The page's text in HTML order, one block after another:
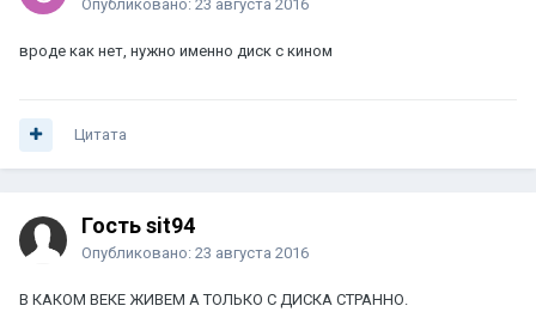
Опубликовано: 23 августа 2016
вроде как нет, нужно именно диск с кином
Цитата
Гость sit94
Опубликовано: 23 августа 2016
В КАКОМ ВЕКЕ ЖИВЕМ А ТОЛЬКО С ДИСКА СТРАННО.